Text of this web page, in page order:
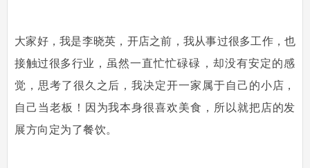
大家好，我是李晓英，开店之前，我从事过很多工作，也
接触过很多行业， 虽然一直忙忙碌碌，却没有安定的感
觉，思考了很久之后，我决定开一家属于自己的小店，
自己当老板！因为我本身很喜欢美食，所以就把店的发
展方向定为了餐饮。